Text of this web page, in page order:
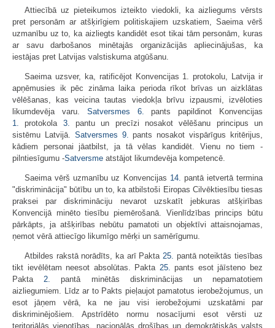
Attiecībā uz pieteikumos izteikto viedokli, ka aizliegums vērsts
pret personām ar atšķirīgiem politiskajiem uzskatiem, Saeima vērš
uzmanību uz to, ka aizliegts kandidēt esot tikai tām personām, kuras
ar savu darbošanos minētajās organizācijās apliecinājušas, ka
iestājas pret Latvijas valstiskuma atgūšanu.
Saeima uzsver, ka, ratificējot Konvencijas 1. protokolu, Latvija ir
apņēmusies ik pēc zināma laika perioda rīkot brīvas un aizklātas
vēlēšanas, kas veicina tautas viedokļa brīvu izpausmi, izvēloties
likumdevēja varu. Satversmes 6. pants papildinot Konvencijas
1. protokola 3. pantu un precīzi nosakot vēlēšanu principus un
sistēmu Latvijā. Satversmes 9. pants nosakot vispārīgus kritērijus,
kādiem personai jāatbilst, ja tā vēlas kandidēt. Vienu no tiem -
pilntiesīgumu -Satversme atstājot likumdevēja kompetencē.
Saeima vērš uzmanību uz Konvencijas 14. pantā ietvertā termina
"diskriminācija" būtību un to, ka atbilstoši Eiropas Cilvēktiesību tiesas
praksei par diskrimināciju nevarot uzskatīt jebkuras atšķirības
Konvencijā minēto tiesību piemērošanā. Vienlīdzības princips būtu
pārkāpts, ja atšķirības nebūtu pamatoti un objektīvi attaisnojamas,
ņemot vērā attiecīgo likumīgo mērķi un samērīgumu.
Atbildes rakstā norādīts, ka arī Pakta 25. pantā noteiktās tiesības
tikt ievēlētam neesot absolūtas. Pakta 25. pants esot jāīsteno bez
Pakta2. pantā minētās diskriminācijas un nepamatotiem
aizliegumiem. Līdz ar to Pakts pieļaujot pamatotus ierobežojumus, un
esot jāņem vērā, ka ne jau visi ierobežojumi uzskatāmi par
diskriminējošiem. Apstrīdēto normu nosacījumi esot vērsti uz
teritoriālās vienotības, nacionālās drošības un demokrātiskās valsts